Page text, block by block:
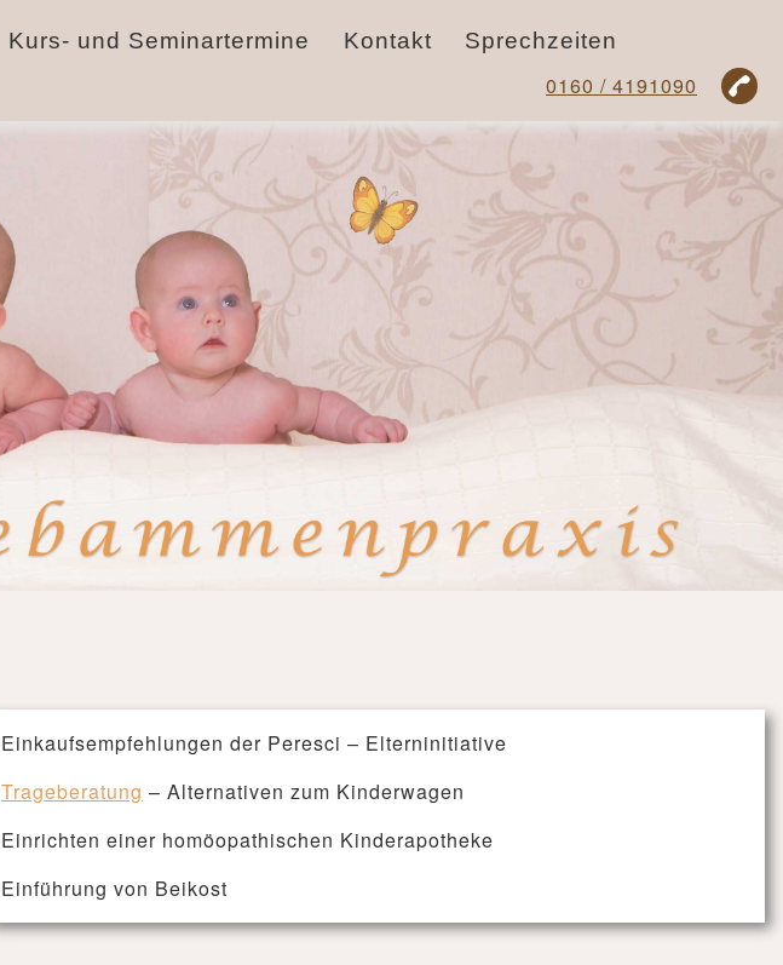
Kurs- und Seminartermine Kontakt Sprechzeiten
0160 / 4191090
Einkaufsempfehlungen der Peresci – Elterninitiative
Trageberatung – Alternativen zum Kinderwagen
Einrichten einer homöopathischen Kinderapotheke
Einführung von Beikost